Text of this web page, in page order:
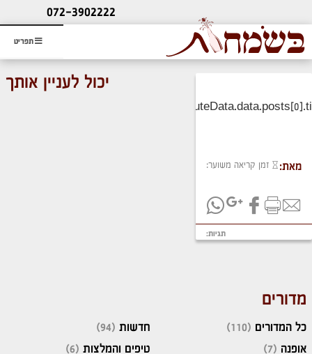
תפריט
ליעוץ חינם
והזמנת כרטיס שמחות
072-3902222
מאת: זמן קריאה משוער:
תגיות:
יכול לעניין אותך
מדורים
כל המדורים (110)
אופנה (7)
חדשות (94)
טיפים והמלצות (6)